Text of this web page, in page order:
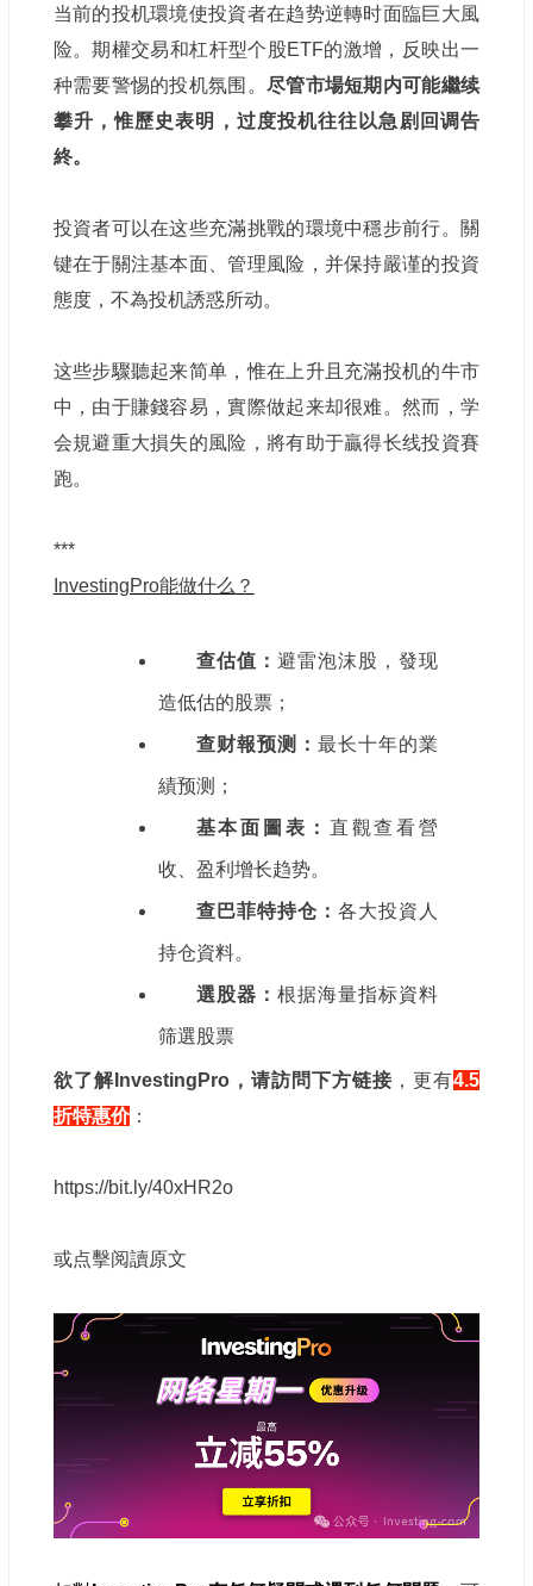
当前的投机環境使投資者在趋势逆轉时面臨巨大風
险。期權交易和杠杆型个股ETF的激增，反映出一
种需要警惕的投机氛围。 尽管市場短期内可能繼续
攀升，惟歷史表明，过度投机往往以急剧回调告
終。
投資者可以在这些充滿挑戰的環境中穩步前行。關
键在于關注基本面、管理風险，并保持嚴谨的投資
態度，不為投机誘惑所动。
这些步驟聽起来简单，惟在上升且充滿投机的牛市
中，由于賺錢容易，實際做起来却很难。然而，学
会規避重大損失的風险，將有助于贏得长线投資賽
跑。
***
InvestingPro能做什么？
查估值： 避雷泡沫股，發现
造低估的股票；
查财報预测： 最长十年的業
績预测；
基本面圖表： 直觀查看營
收、盈利增长趋势。
查巴菲特持仓： 各大投資人
持仓資料。
選股器： 根据海量指标資料
筛選股票
欲了解InvestingPro，请訪問下方链接，更有4.5
折特惠价：
https://bit.ly/40xHR2o
或点擊阅讀原文